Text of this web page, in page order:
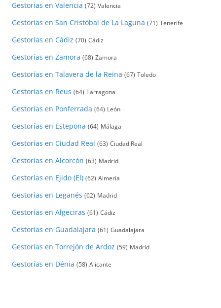
Gestorías en Valencia (72) Valencia
Gestorías en San Cristóbal de La Laguna (71) Tenerife
Gestorías en Cádiz (70) Cádiz
Gestorías en Zamora (68) Zamora
Gestorías en Talavera de la Reina (67) Toledo
Gestorías en Reus (64) Tarragona
Gestorías en Ponferrada (64) León
Gestorías en Estepona (64) Málaga
Gestorías en Ciudad Real (63) Ciudad Real
Gestorías en Alcorcón (63) Madrid
Gestorías en Ejido (El) (62) Almería
Gestorías en Leganés (62) Madrid
Gestorías en Algeciras (61) Cádiz
Gestorías en Guadalajara (61) Guadalajara
Gestorías en Torrejón de Ardoz (59) Madrid
Gestorías en Dénia (58) Alicante